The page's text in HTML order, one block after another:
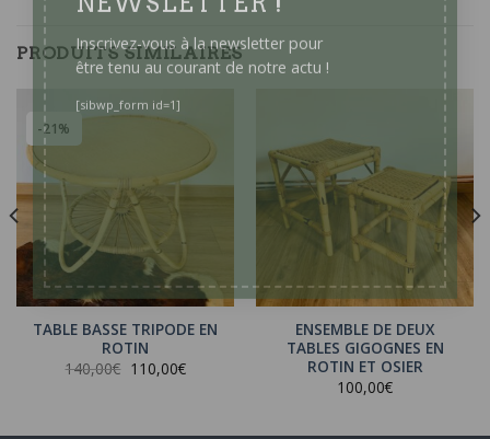
Inscrivez-vous à la newsletter pour
PRODUITS SIMILAIRES
-21%
TABLE BASSE TRIPODE EN
ROTIN
140,00€ Le
prix
110,00€Le
prix
ENSEMBLE DE DEUX
TABLES GIGOGNES EN
ROTIN ET OSIER
100,00€